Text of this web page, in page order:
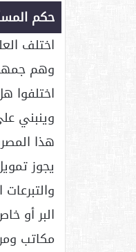
حكم
اختلف
وهم
اختلفوا
وينبني
هذا
يجوز
البر أو
مكاتب